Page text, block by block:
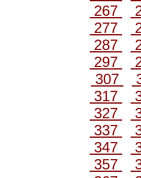
267
277
287
297
307
317
327
337
347
357